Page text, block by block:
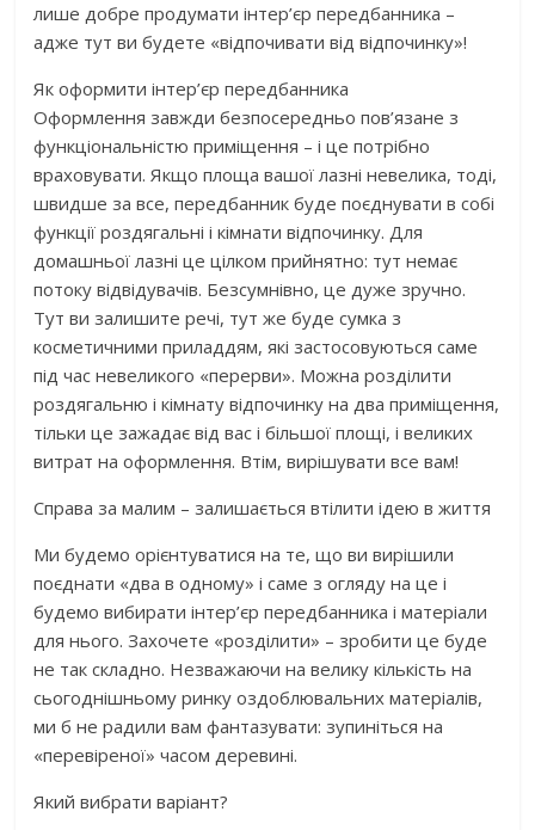
лише добре продумати інтер’єр передбанника –
адже тут ви будете «відпочивати від відпочинку»!
Як оформити інтер’єр передбанника
Оформлення завжди безпосередньо пов’язане з
функціональністю приміщення – і це потрібно
враховувати. Якщо площа вашої лазні невелика, тоді,
швидше за все, передбанник буде поєднувати в собі
функції роздягальні і кімнати відпочинку. Для
домашньої лазні це цілком прийнятно: тут немає
потоку відвідувачів. Безсумнівно, це дуже зручно.
Тут ви залишите речі, тут же буде сумка з
косметичними приладдям, які застосовуються саме
під час невеликого «перерви». Можна розділити
роздягальню і кімнату відпочинку на два приміщення,
тільки це зажадає від вас і більшої площі, і великих
витрат на оформлення. Втім, вирішувати все вам!
Справа за малим – залишається втілити ідею в життя
Ми будемо орієнтуватися на те, що ви вирішили
поєднати «два в одному» і саме з огляду на це і
будемо вибирати інтер’єр передбанника і матеріали
для нього. Захочете «розділити» – зробити це буде
не так складно. Незважаючи на велику кількість на
сьогоднішньому ринку оздоблювальних матеріалів,
ми б не радили вам фантазувати: зупиніться на
«перевіреної» часом деревині.
Який вибрати варіант?